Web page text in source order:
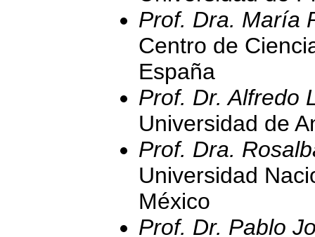
Prof. Dra. María
Centro de
España
Prof. Dr. Alfredo
Universidad de
Prof. Dra.
Universidad
México
Prof. Dr. Pablo